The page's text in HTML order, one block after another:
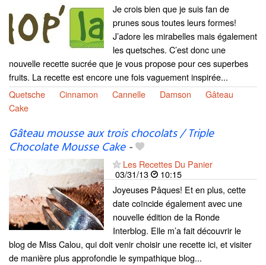
Je crois bien que je suis fan de
prunes sous toutes leurs formes!
J’adore les mirabelles mais également
les quetsches. C’est donc une
nouvelle recette sucrée que je vous propose pour ces superbes
fruits. La recette est encore une fois vaguement inspirée...
Quetsche
Cinnamon Cannelle Damson
Gâteau
Cake
Gâteau mousse aux trois chocolats / Triple
Chocolate Mousse Cake-
Les Recettes Du Panier
03/31/13
10:15
Joyeuses Pâques! Et en plus, cette
date coïncide également avec une
nouvelle édition de la Ronde
Interblog. Elle m’a fait découvrir le
blog de Miss Calou, qui doit venir choisir une recette ici, et visiter
de manière plus approfondie le sympathique blog...